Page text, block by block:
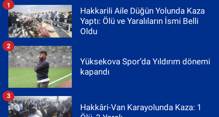
Hakkarili Aile Düğün Yolunda Kaza
Yaptı: Ölü ve Yaralıların İsmi Belli
Oldu
1
Yüksekova Spor’da Yıldırım dönemi
kapandı
2
Hakkâri-Van Karayolunda Kaza: 1
3